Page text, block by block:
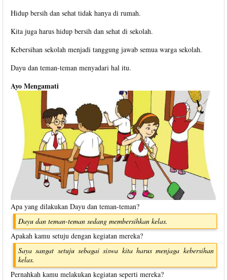
Hidup bersih dan sehat tidak hanya di rumah.
Kita juga harus hidup bersih dan sehat di sekolah.
Kebersihan sekolah menjadi tanggung jawab semua warga sekolah.
Dayu dan teman-teman menyadari hal itu.
Ayo Mengamati
Apa yang dilakukan Dayu dan teman-teman?
Dayu dan teman-teman sedang membersihkan kelas.
Apakah kamu setuju dengan kegiatan mereka?
Saya sangat setuju sebagai siswa kita harus menjaga kebersihan
kelas.
Pernahkah kamu melakukan kegiatan seperti mereka?